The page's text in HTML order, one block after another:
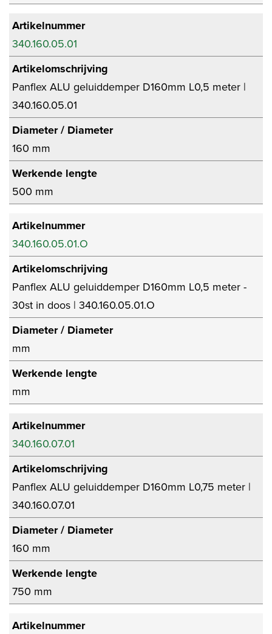
Artikelnummer
340.160.05.01
Artikelomschrijving
Panflex ALU geluiddemper D160mm L0,5 meter |
340.160.05.01
Diameter / Diameter
160 mm
Werkende lengte
500 mm
Artikelnummer
340.160.05.01.O
Artikelomschrijving
Panflex ALU geluiddemper D160mm L0,5 meter -
30st in doos | 340.160.05.01.O
Diameter / Diameter
mm
Werkende lengte
mm
Artikelnummer
340.160.07.01
Artikelomschrijving
Panflex ALU geluiddemper D160mm L0,75 meter |
340.160.07.01
Diameter / Diameter
160 mm
Werkende lengte
750 mm
Artikelnummer